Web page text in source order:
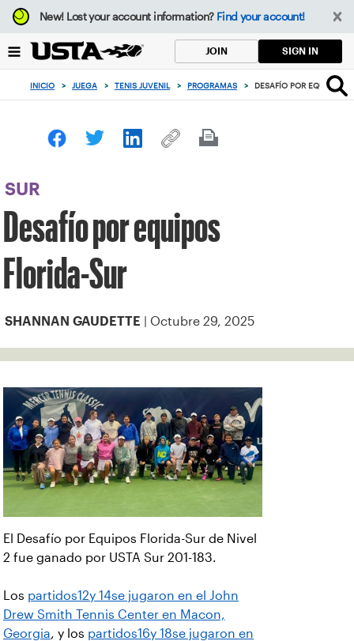
Enfoque
desde
botón
volver
principio
New!Lost your account information? Find your account!
JOIN SIGN IN
INICIO > JUEGA > TENIS JUVENIL > PROGRAMAS > DESAFÍO POR EQUIPOS
SUR
Desafío por equipos
Florida-Sur
SHANNAN GAUDETTE | Octubre 29, 2025
El Desafío por Equipos Florida-Sur de Nivel
2 fue ganado por USTA Sur 201-183.
Los partidos12y 14se jugaron en el John
Drew Smith Tennis Center en Macon,
Georgia, y los partidos16y 18se jugaron en